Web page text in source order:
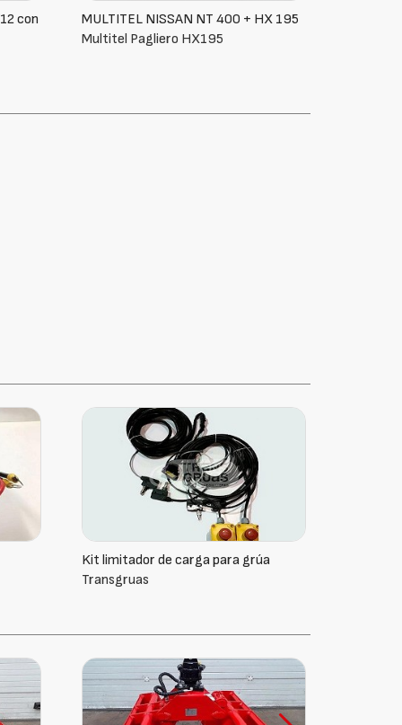
195
MULTITEL NISSAN NT 400 + HX 195
Multitel Pagliero HX195
Kit limitador de carga para grúa
Transgruas